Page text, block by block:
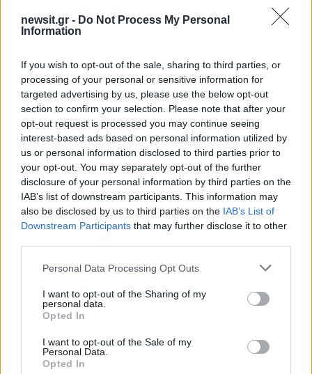
newsit.gr - Do Not Process My Personal
Information
If you wish to opt-out of the sale, sharing to third parties, or
processing of your personal or sensitive information for
targeted advertising by us, please use the below opt-out
section to confirm your selection. Please note that after your
opt-out request is processed you may continue seeing
interest-based ads based on personal information utilized by
us or personal information disclosed to third parties prior to
your opt-out. You may separately opt-out of the further
disclosure of your personal information by third parties on the
IAB’s list of downstream participants. This information may
also be disclosed by us to third parties on the IAB’s List of
Downstream Participants that may further disclose it to other
Please note that this website/app uses one or more Google
not limited to your visit or usage behaviour. You may click to
grant or deny consent to Google and its third-party tags to
use your data for below specified purposes in below Google
consent section.
Personal Data Processing Opt Outs
I want to opt-out of the Sharing of my
personal data.
Opted In
I want to opt-out of the Sale of my
Personal Data.
Opted In
Υποβολή σχολίου
Όροι Χρήσης. Το site προστατεύεται από reCAPTCHA, ισχύουν
Πολιτική Απορρήτου&
Lifestyle
ΜΑΙΡΗ ΜΗΛΙΑΡΕΣΗ
Share:
Ακολουθήστε το Νewsit.gr στο Google News
και
ενημερωθείτε πρώτοι για όλη την ειδησεογραφία και τα
τελευταία νέατης ημέρας
Πιο δημοφιλή
Κωνσταντίνος Αργυρός και Αλεξάνδρα